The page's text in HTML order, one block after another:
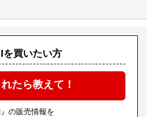
を買いたい方
たら教えて！
の販売情報を